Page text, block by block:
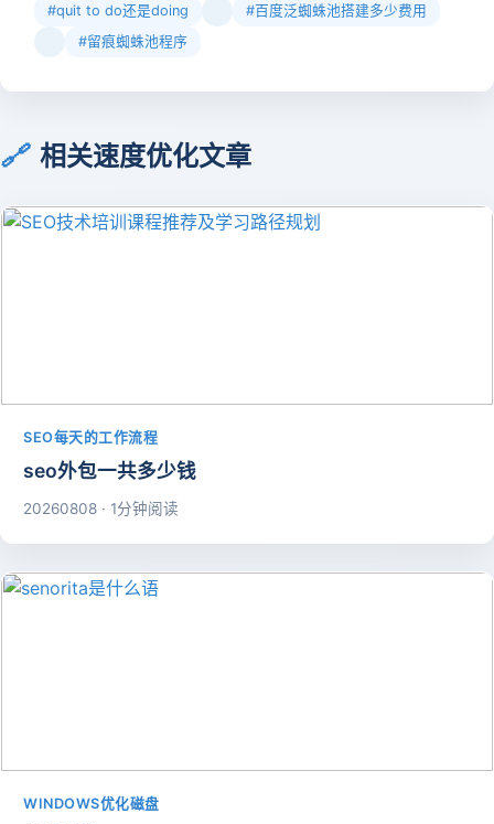
#quit to do还是doing
#百度泛蜘蛛池搭建多少费用
#留痕蜘蛛池程序
🔗 相关速度优化文章
SEO每天的工作流程
seo外包一共多少钱
20260808 · 1分钟阅读
WINDOWS优化磁盘